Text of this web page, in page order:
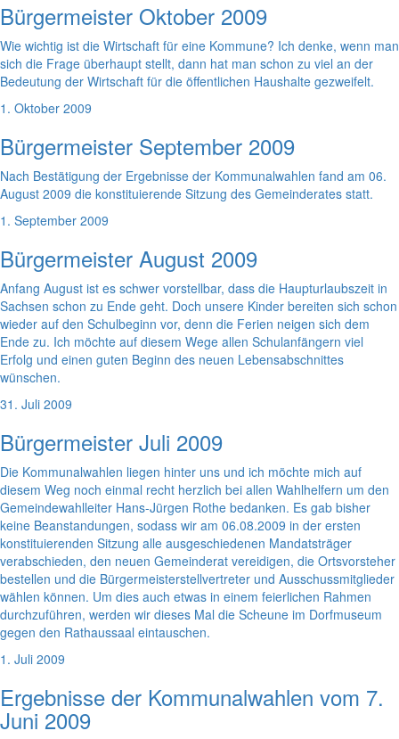
Bürgermeister Oktober 2009
Wie wichtig ist die Wirtschaft für eine Kommune? Ich denke, wenn man
sich die Frage überhaupt stellt, dann hat man schon zu viel an der
Bedeutung der Wirtschaft für die öffentlichen Haushalte gezweifelt.
1. Oktober 2009
Bürgermeister September 2009
Nach Bestätigung der Ergebnisse der Kommunalwahlen fand am 06.
August 2009 die konstituierende Sitzung des Gemeinderates statt.
1. September 2009
Bürgermeister August 2009
Anfang August ist es schwer vorstellbar, dass die Haupturlaubszeit in
Sachsen schon zu Ende geht. Doch unsere Kinder bereiten sich schon
wieder auf den Schulbeginn vor, denn die Ferien neigen sich dem
Ende zu. Ich möchte auf diesem Wege allen Schulanfängern viel
Erfolg und einen guten Beginn des neuen Lebensabschnittes
wünschen.
31. Juli 2009
Bürgermeister Juli 2009
Die Kommunalwahlen liegen hinter uns und ich möchte mich auf
diesem Weg noch einmal recht herzlich bei allen Wahlhelfern um den
Gemeindewahlleiter Hans-Jürgen Rothe bedanken. Es gab bisher
keine Beanstandungen, sodass wir am 06.08.2009 in der ersten
konstituierenden Sitzung alle ausgeschiedenen Mandatsträger
verabschieden, den neuen Gemeinderat vereidigen, die Ortsvorsteher
bestellen und die Bürgermeisterstellvertreter und Ausschussmitglieder
wählen können. Um dies auch etwas in einem feierlichen Rahmen
durchzuführen, werden wir dieses Mal die Scheune im Dorfmuseum
gegen den Rathaussaal eintauschen.
1. Juli 2009
Ergebnisse der Kommunalwahlen vom 7.
Juni 2009